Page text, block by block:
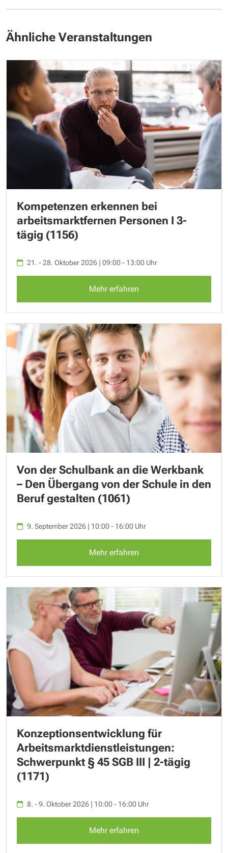
Ähnliche Veranstaltungen
Kompetenzen erkennen bei
arbeitsmarktfernen Personen I 3-
tägig (1156)
21. - 28. Oktober 2026 | 09:00 - 13:00 Uhr
Mehr erfahren
Von der Schulbank an die Werkbank
– Den Übergang von der Schule in den
Beruf gestalten (1061)
9. September 2026 | 10:00 - 16:00 Uhr
Mehr erfahren
Konzeptionsentwicklung für
Arbeitsmarktdienstleistungen:
Schwerpunkt § 45 SGB III | 2-tägig
(1171)
8. - 9. Oktober 2026 | 10:00 - 16:00 Uhr
Mehr erfahren